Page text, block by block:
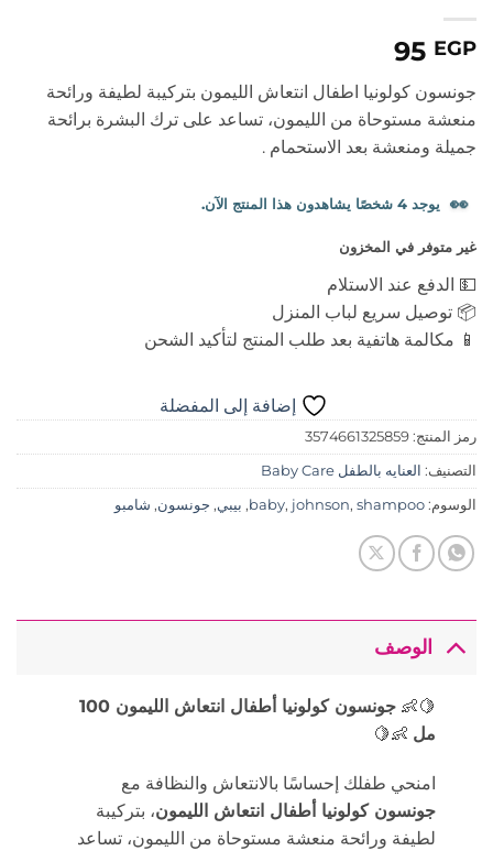
95 EGP
جونسون كولونيا اطفال انتعاش الليمون بتركيبة لطيفة ورائحة
منعشة مستوحاة من الليمون، تساعد على ترك البشرة برائحة
جميلة ومنعشة بعد الاستحمام .
👀 يوجد 4 شخصًا يشاهدون هذا المنتج الآن.
غير متوفر في المخزون
💵 الدفع عند الاستلام
📦 توصيل سريع لباب المنزل
📱 مكالمة هاتفية بعد طلب المنتج لتأكيد الشحن
إضافة إلى المفضلة
رمز المنتج: 3574661325859
التصنيف: العنايه بالطفل Baby Care
الوسوم: baby, johnson, shampoo
, بيبي, جونسون, شامبو
الوصف
🍋👶
جونسون كولونيا أطفال انتعاش الليمون 100
مل 👶🍋
امنحي طفلك إحساسًا بالانتعاش والنظافة مع
جونسون كولونيا أطفال انتعاش الليمون، بتركيبة
لطيفة ورائحة منعشة مستوحاة من الليمون، تساعد